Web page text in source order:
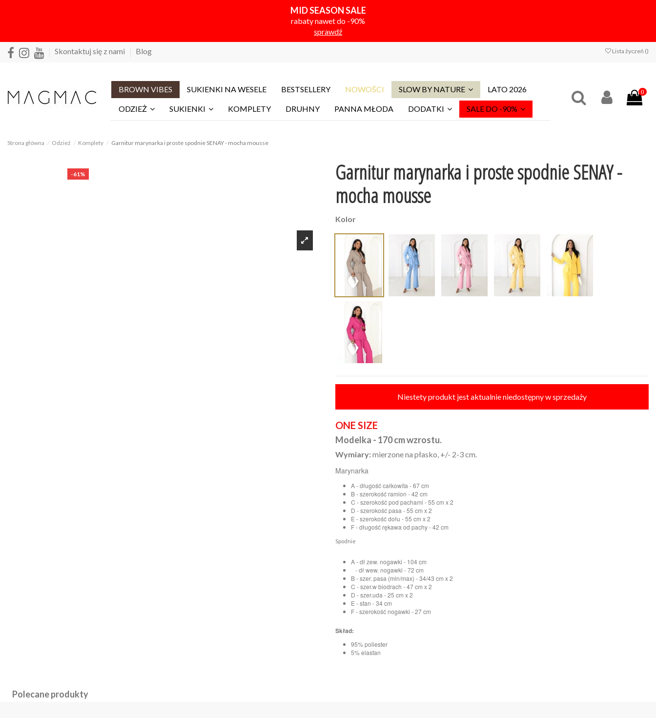
MID SEASON SALE
rabaty nawet do -90%
sprawdź
Skontaktuj się z nami Blog Lista życzeń ()
BROWN VIBES SUKIENKI NA WESELE BESTSELLERY NOWOŚCI SLOW BY NATURE LATO 2026
ODZIEŻ SUKIENKI KOMPLETY DRUHNY PANNA MŁODA DODATKI SALE DO -90%
0
Strona główna Odzież Komplety Garnitur marynarka i proste spodnie SENAY - mocha mousse
-61%
Garnitur marynarka i proste spodnie SENAY -
mocha mousse
Kolor
Niestety produkt jest aktualnie niedostępny w sprzedaży
ONE SIZE
Modelka - 170 cm wzrostu.
Wymiary:mierzone na płasko, +/- 2-3 cm.
Marynarka
A - długość całkowita - 67 cm
B - szerokość ramion - 42 cm
C - szerokość pod pachami - 55 cm x 2
D - szerokość pasa - 55 cm x 2
E - szerokość dołu - 55 cm x 2
F - długość rękawa od pachy - 42 cm
Spodnie
A - dł zew. nogawki - 104 cm
- dł wew. nogawki - 72 cm
B - szer. pasa (min/max) - 34/43 cm x 2
C - szer.w biodrach - 47 cm x 2
D - szer.uda - 25 cm x 2
E - stan - 34 cm
F - szerokość nogawki - 27 cm
Skład:
95% poliester
5% elastan
Polecane produkty